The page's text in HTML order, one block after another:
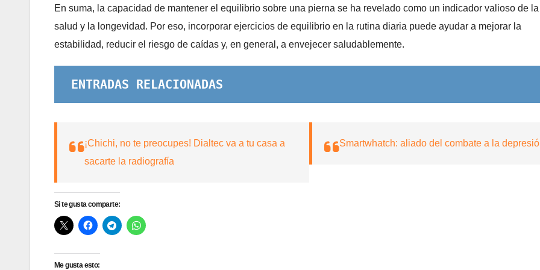
En suma, la capacidad de mantener el equilibrio sobre una pierna se ha revelado como un indicador valioso de la
salud y la longevidad. Por eso, incorporar ejercicios de equilibrio en la rutina diaria puede ayudar a mejorar la
estabilidad, reducir el riesgo de caídas y, en general, a envejecer saludablemente.
ENTRADAS RELACIONADAS
¡Chichi, no te preocupes! Dialtec va a tu casa a
sacarte la radiografía
Smartwhatch: aliado del combate a la
Si te gusta comparte:
Me gusta esto: